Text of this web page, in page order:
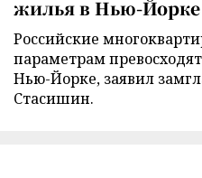
жилья в Нью-Йорке
Российские
параметрам
Нью-Йорке, заявил
Стасишин.